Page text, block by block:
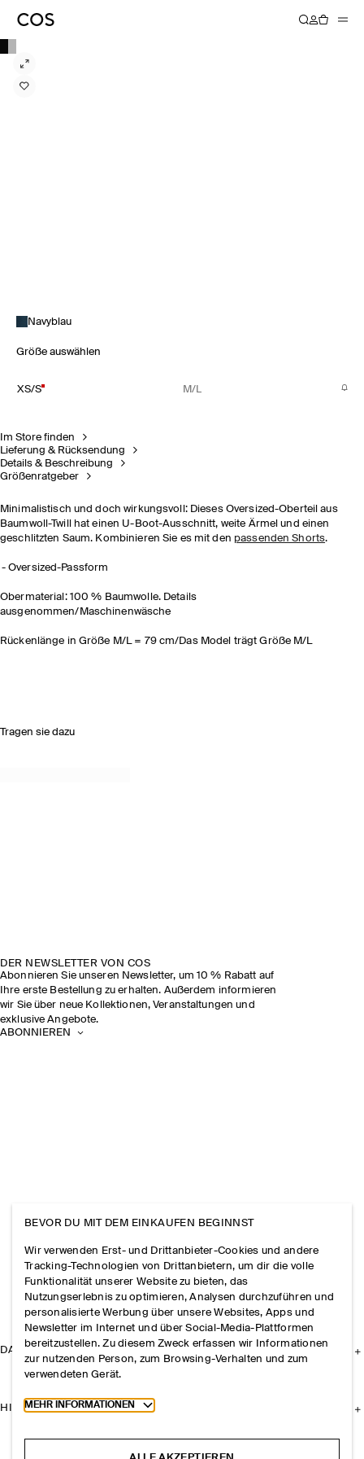
Navyblau
Größe auswählen
XS/S M/L
Im Store finden
Lieferung & Rücksendung
Details & Beschreibung
Größenratgeber
Minimalistisch und doch wirkungsvoll: Dieses Oversized-Oberteil aus
Baumwoll-Twill hat einen U-Boot-Ausschnitt, weite Ärmel und einen
geschlitzten Saum. Kombinieren Sie es mit den passenden Shorts.
Oversized-Passform
Obermaterial: 100 % Baumwolle. Details
ausgenommen/Maschinenwäsche
Rückenlänge in Größe M/L = 79 cm/Das Model trägt Größe M/L
Tragen sie dazu
DER NEWSLETTER VON COS
Abonnieren Sie unseren Newsletter, um 10 % Rabatt auf
Ihre erste Bestellung zu erhalten. Außerdem informieren
wir Sie über neue Kollektionen, Veranstaltungen und
exklusive Angebote.
ABONNIEREN
DAS UNTERNEHMEN
HILFE
BEVOR DU MIT DEM EINKAUFEN BEGINNST
Wir verwenden Erst- und Drittanbieter-Cookies und andere
Tracking-Technologien von Drittanbietern, um dir die volle
Funktionalität unserer Website zu bieten, das
Nutzungserlebnis zu optimieren, Analysen durchzuführen und
personalisierte Werbung über unsere Websites, Apps und
Newsletter im Internet und über Social-Media-Plattformen
bereitzustellen. Zu diesem Zweck erfassen wir Informationen
zur nutzenden Person, zum Browsing-Verhalten und zum
verwendeten Gerät.
Toggle more cookie information
MEHR INFORMATIONEN